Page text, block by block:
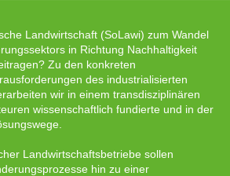
Landwirtschaft (SoLawi) zum Wandel
in Richtung Nachhaltigkeit
Zu den konkreten
des industrialisierten
wir in einem transdisziplinären
wissenschaftlich fundierte und in der
Landwirtschaftsbetriebe sollen
hin zu einer